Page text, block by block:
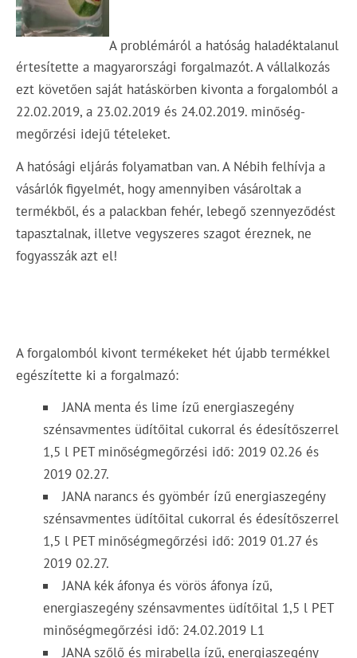
A problémáról a hatóság haladéktalanul
értesítette a magyarországi forgalmazót. A vállalkozás
ezt követően saját hatáskörben kivonta a forgalomból a
22.02.2019, a 23.02.2019 és 24.02.2019. minőség-
megőrzési idejű tételeket.
A hatósági eljárás folyamatban van. A Nébih felhívja a
vásárlók figyelmét, hogy amennyiben vásároltak a
termékből, és a palackban fehér, lebegő szennyeződést
tapasztalnak, illetve vegyszeres szagot éreznek, ne
fogyasszák azt el!
A forgalomból kivont termékeket hét újabb termékkel
egészítette ki a forgalmazó:
JANA menta és lime ízű energiaszegény
szénsavmentes üdítőital cukorral és édesítőszerrel
1,5 l PET minőségmegőrzési idő: 2019 02.26 és
2019 02.27.
JANA narancs és gyömbér ízű energiaszegény
szénsavmentes üdítőital cukorral és édesítőszerrel
1,5 l PET minőségmegőrzési idő: 2019 01.27 és
2019 02.27.
JANA kék áfonya és vörös áfonya ízű,
energiaszegény szénsavmentes üdítőital 1,5 l PET
minőségmegőrzési idő: 24.02.2019 L1
JANA szőlő és mirabella ízű, energiaszegény